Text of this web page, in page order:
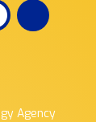
Agency